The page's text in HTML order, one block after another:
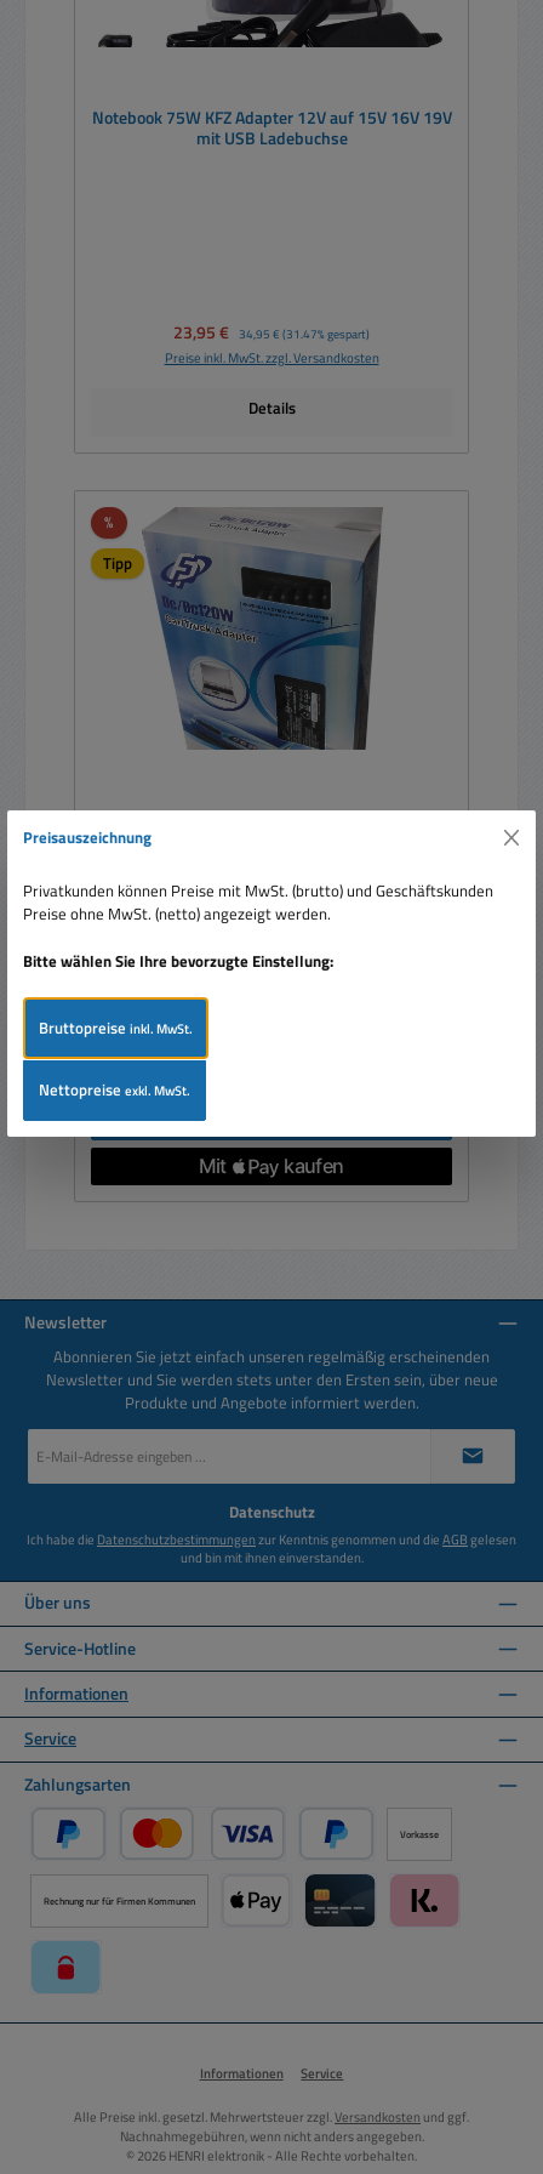
Notebook 75W KFZ Adapter 12V auf 15V 16V 19V
mit USB Ladebuchse
Verkaufspreis:
23,95 € Regulärer Preis:
34,95 € (31.47% gespart)
Preise inkl. MwSt. zzgl. Versandkosten
Details
%Rabatt
Tipp
Verkaufspreis:
64,95 €
Preise inkl. MwSt. zzgl. Versandkosten
Newsletter
Abonnieren Sie jetzt einfach unseren regelmäßig erscheinenden
Newsletter und Sie werden stets unter den Ersten sein, über neue
Produkte und Angebote informiert werden.
Mail-
Datenschutz
Ich habe die Datenschutzbestimmungenzur Kenntnis genommen und dieAGBgelesen
und bin mit ihnen einverstanden.
Über uns
Service-Hotline
Informationen
Service
Zahlungsarten
PayPal Kredit- oder Debitkarte über PayPal
Später Bezahlen über PayPal
Vorkasse
Rechnung nur für Firmen Kommunen
Informationen Service
Alle Preise inkl. gesetzl. Mehrwertsteuer zzgl.Versandkosten und ggf.
Nachnahmegebühren, wenn nicht anders angegeben.
© 2026 HENRI elektronik - Alle Rechte vorbehalten.
Preisauszeichnung
Privatkunden können Preise mit MwSt. (brutto) und Geschäftskunden
Preise ohne MwSt. (netto) angezeigt werden.
Bitte wählen Sie Ihre bevorzugte Einstellung:
Bruttopreiseinkl. MwSt.
Nettopreiseexkl. MwSt.